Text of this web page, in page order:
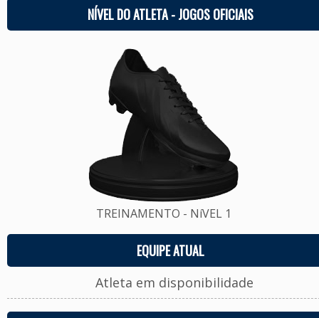
NÍVEL DO ATLETA - JOGOS OFICIAIS
TREINAMENTO - NíVEL 1
EQUIPE ATUAL
Atleta em disponibilidade